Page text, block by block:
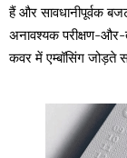
हैं और सावधानीपूर्वक
अनावश्यक परीक्षण-
कवर में एम्बॉसिंग जोड़ते